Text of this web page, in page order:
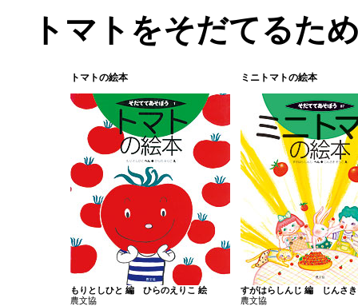
トマトをそだてるた
トマトの絵本
もりとしひと 編 ひらのえりこ 絵
農文協
ミニトマトの絵本
すがはらしんじ 編 じんさき
農文協